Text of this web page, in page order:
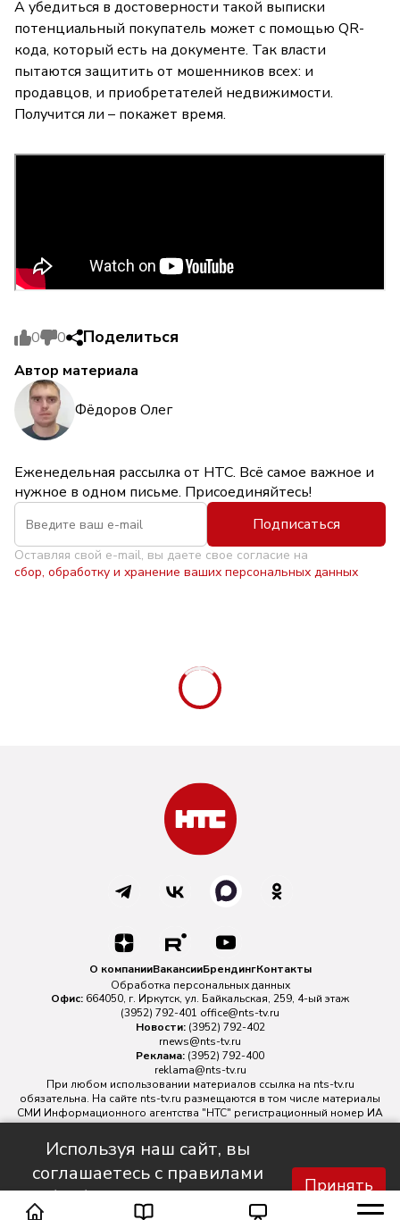
А убедиться в достоверности такой выписки
потенциальный покупатель может с помощью QR-
кода, который есть на документе. Так власти
пытаются защитить от мошенников всех: и
продавцов, и приобретателей недвижимости.
Получится ли – покажет время.
0 0 Поделиться
Автор материала
Фёдоров Олег
Еженедельная рассылка от НТС. Всё самое важное и
нужное в одном письме. Присоединяйтесь!
Подписаться
Оставляя свой e-mail, вы даете свое согласие на
сбор, обработку и хранение ваших персональных данных
Используя наш сайт, вы
соглашаетесь с правилами
обработки персональных
Принять
О компанииВакансииБрендингКонтакты
Обработка персональных данных
Офис: 664050, г. Иркутск, ул. Байкальская, 259, 4-ый этаж
(3952) 792-401 office@nts-tv.ru
Новости: (3952) 792-402
rnews@nts-tv.ru
Реклама: (3952) 792-400
reklama@nts-tv.ru
При любом использовании материалов ссылка на nts-tv.ru
обязательна. На сайте nts-tv.ru размещаются в том числе материалы
СМИ Информационного агентства "НТС" регистрационный номер ИА
№ ФС 77 - 88763 зарегистрировано Федеральной службой по
надзору в сфере связи, информационных технологий и массовых
коммуникаций.
Главный редактор ИА "НТС" Иштулкин Евгений Александрович16+